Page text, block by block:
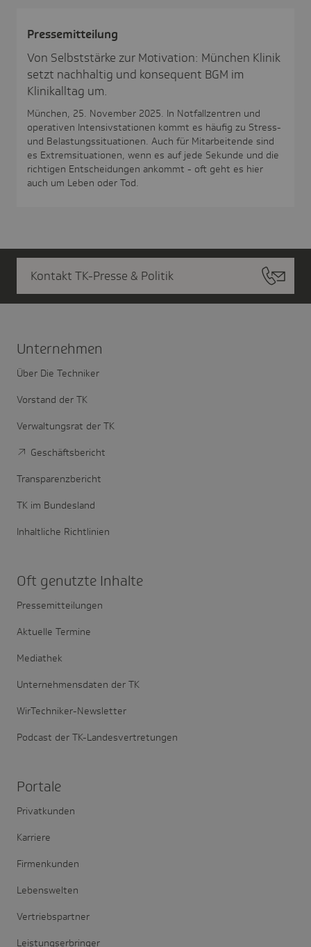
Pres­se­mit­tei­lung
Von Selbststärke zur Motivation: München Klinik
setzt nachhaltig und konsequent BGM im
Klinikalltag um.
München, 25. November 2025. In Notfallzentren und
operativen Intensivstationen kommt es häufig zu Stress-
und Belastungssituationen. Auch für Mitarbeitende sind
es Extremsituationen, wenn es auf jede Sekunde und die
richtigen Entscheidungen ankommt - oft geht es hier
auch um Leben oder Tod.
Kontakt TK-Presse & Politik
Unter­nehmen
Über Die Techniker
Vorstand der TK
Verwaltungsrat der TK
Geschäftsbericht
Transparenzbericht
TK im Bundesland
Inhaltliche Richtlinien
Oft genutzte Inhalte
Pressemitteilungen
Aktuelle Termine
Mediathek
Unternehmensdaten der TK
WirTechniker-Newsletter
Podcast der TK-Landesvertretungen
Portale
Privatkunden
Karriere
Firmenkunden
Lebenswelten
Vertriebspartner
Leistungserbringer